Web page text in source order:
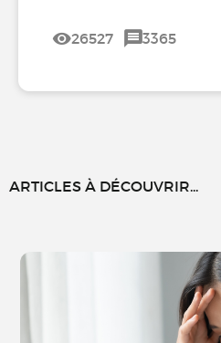
26527 3365
ARTICLES À DÉCOUVRIR...